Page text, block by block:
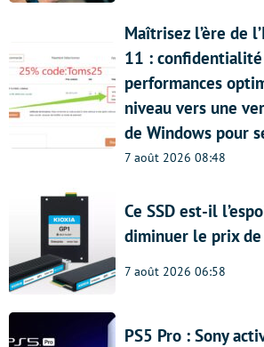
Maîtrisez l’ère de
11 :
performances
niveau vers une
de Windows pour
7 août 2026 08:48
Ce SSD est-il
diminuer le prix de
7 août 2026 06:58
PS5 Pro : Sony